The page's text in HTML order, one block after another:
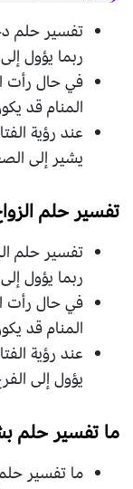
تفسير حلم
ربما يؤول
في حال رأت
المنام قد
عند رؤية
يشير إلى
تفسير حلم
تفسير حلم
ربما يؤول
في حال رأت
المنام قد
عند رؤية
يؤول إلى
ما تفسير حلم
ما تفسير